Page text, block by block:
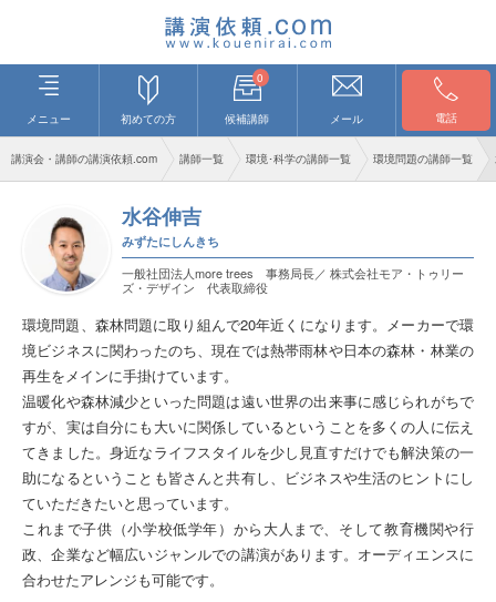
メニュー 初めての方
0
候補講師 メール 電話
講演会・講師の講演依頼.com 講師一覧 環境･科学の講師一覧 環境問題の講師一覧
水谷伸吉
みずたにしんきち
一般社団法人more trees 事務局長／ 株式会社モア・トゥリー
ズ・デザイン 代表取締役
環境問題、森林問題に取り組んで20年近くになります。メーカーで環
境ビジネスに関わったのち、現在では熱帯雨林や日本の森林・林業の
再生をメインに手掛けています。
温暖化や森林減少といった問題は遠い世界の出来事に感じられがちで
すが、実は自分にも大いに関係しているということを多くの人に伝え
てきました。身近なライフスタイルを少し見直すだけでも解決策の一
助になるということも皆さんと共有し、ビジネスや生活のヒントにし
ていただきたいと思っています。
これまで子供（小学校低学年）から大人まで、そして教育機関や行
政、企業など幅広いジャンルでの講演があります。オーディエンスに
合わせたアレンジも可能です。